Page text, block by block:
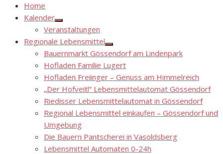
Home
Kalender
Show
sub
menu
Veranstaltungen
Regionale Lebensmittel
Show
sub
menu
Bauernmarkt Gössendorf am Lindenpark
Hofladen Familie Lugert
Hofladen Freiinger – Genuss am Himmelreich
„Der Hofveitl“ Lebensmittelautomat Gössendorf
Riedisser Lebensmittelautomat in Gössendorf
Regional Lebensmittel einkaufen – Gössendorf und
Umgebung
Die Bauern Pantscherei in Vasoldsberg
Lebensmittel Automaten 0-24h